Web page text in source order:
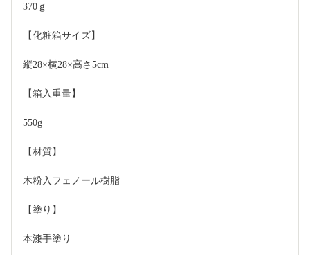
370ｇ
【化粧箱サイズ】
縦28×横28×高さ5cm
【箱入重量】
550g
【材質】
木粉入フェノール樹脂
【塗り】
本漆手塗り